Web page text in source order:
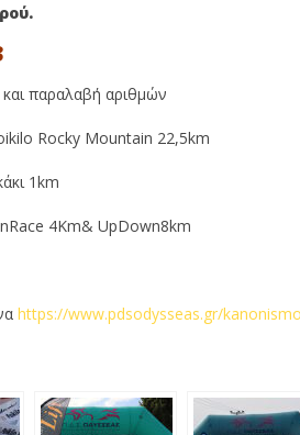
και παραλαβή αριθμών
Rocky Mountain 22,5km
1km
4Km& UpDown8km
https://www.pdsodysseas.gr/